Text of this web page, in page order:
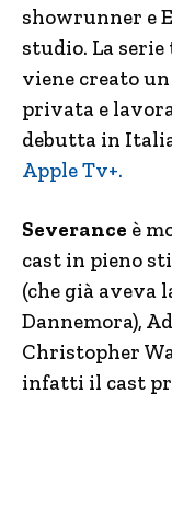
showrunner e
studio. La
viene creato
privata e
debutta in
Apple Tv+.
Severance è
cast in pieno
(che già aveva
Dannemora),
Christopher
infatti il cast